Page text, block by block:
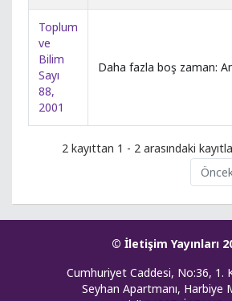
Toplum
ve
Bilim
Sayı
88,
2001
Daha fazla boş zaman:
2 kayıttan 1 - 2 arasındaki
© İletişim Yayınları
Cumhuriyet Caddesi, No:36, 1.
Seyhan Apartmanı, Harbiye